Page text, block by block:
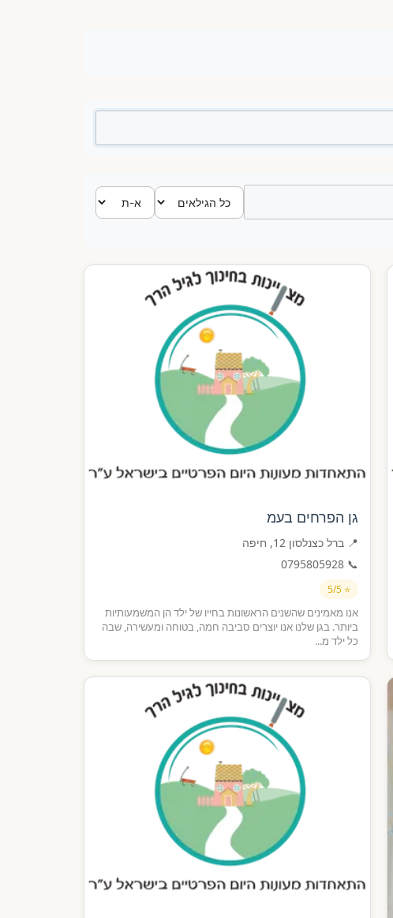
גן הפרחים בעמ
📍 ברל כצנלסון 12, חיפה
📞
0795805928
⭐ 5/5
אנו מאמינים שהשנים הראשונות בחייו של ילד הן המשמעותיות
ביותר. בגן שלנו אנו יוצרים סביבה חמה, בטוחה ומעשירה, שבה
כל ילד מ...